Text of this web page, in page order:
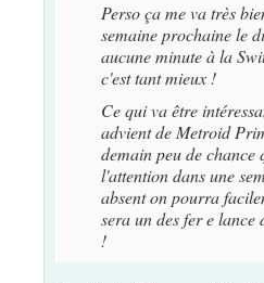
Perso ça me va très
semaine prochaine le
aucune minute à la
c'est tant mieux !
Ce qui va être
advient de Metroid
demain peu de
l'attention dans une
absent on pourra
sera un des fer e
!